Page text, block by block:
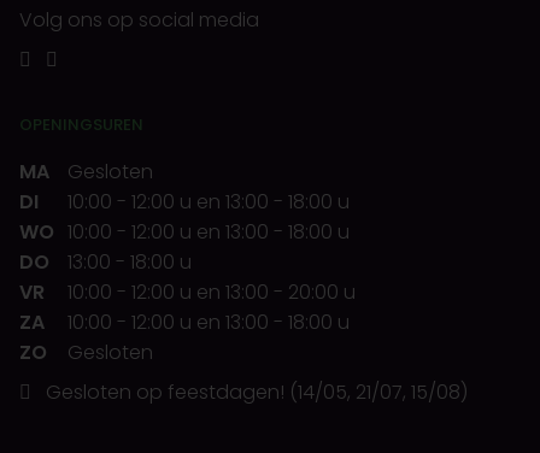
Volg ons op social media
OPENINGSUREN
MA
Gesloten
DI
10:00 - 12:00 u en 13:00 - 18:00 u
WO 10:00 - 12:00 u en 13:00 - 18:00 u
DO
13:00 - 18:00 u
VR
10:00 - 12:00 u en 13:00 - 20:00 u
ZA
10:00 - 12:00 u en 13:00 - 18:00 u
ZO
Gesloten
Gesloten op feestdagen! (14/05, 21/07, 15/08)